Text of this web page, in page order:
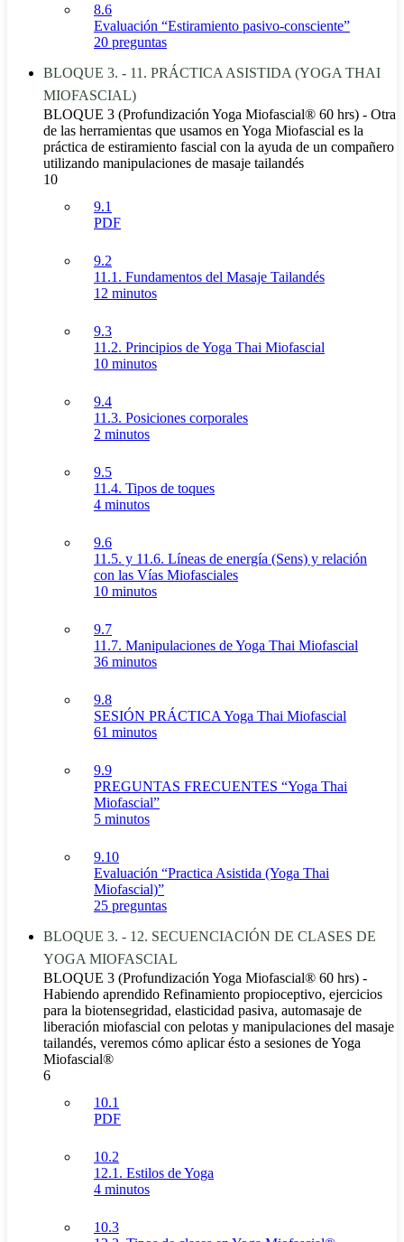
8.6
Evaluación “Estiramiento pasivo-consciente”
20 preguntas
BLOQUE 3. - 11. PRÁCTICA ASISTIDA (YOGA THAI
MIOFASCIAL)
BLOQUE 3 (Profundización Yoga Miofascial® 60 hrs) - Otra
de las herramientas que usamos en Yoga Miofascial es la
práctica de estiramiento fascial con la ayuda de un compañero
utilizando manipulaciones de masaje tailandés
10
9.1
PDF
9.2
11.1. Fundamentos del Masaje Tailandés
12 minutos
9.3
11.2. Principios de Yoga Thai Miofascial
10 minutos
9.4
11.3. Posiciones corporales
2 minutos
9.5
11.4. Tipos de toques
4 minutos
9.6
11.5. y 11.6. Líneas de energía (Sens) y relación
con las Vías Miofasciales
10 minutos
9.7
11.7. Manipulaciones de Yoga Thai Miofascial
36 minutos
9.8
SESIÓN PRÁCTICA Yoga Thai Miofascial
61 minutos
9.9
PREGUNTAS FRECUENTES “Yoga Thai
Miofascial”
5 minutos
9.10
Evaluación “Practica Asistida (Yoga Thai
Miofascial)”
25 preguntas
BLOQUE 3. - 12. SECUENCIACIÓN DE CLASES DE
YOGA MIOFASCIAL
BLOQUE 3 (Profundización Yoga Miofascial® 60 hrs) -
Habiendo aprendido Refinamiento propioceptivo, ejercicios
para la biotensegridad, elasticidad pasiva, automasaje de
liberación miofascial con pelotas y manipulaciones del masaje
tailandés, veremos cómo aplicar ésto a sesiones de Yoga
Miofascial®
6
10.1
PDF
10.2
12.1. Estilos de Yoga
4 minutos
10.3